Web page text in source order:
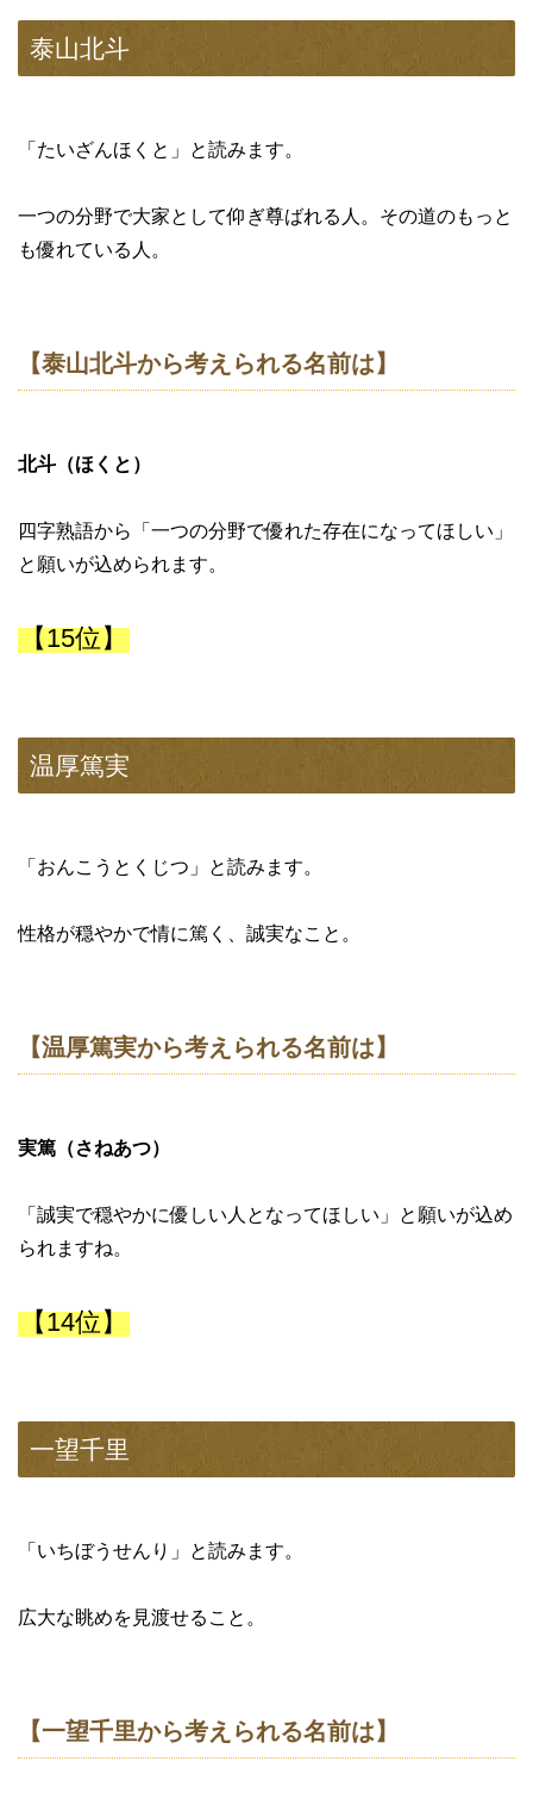
泰山北斗
「たいざんほくと」と読みます。
一つの分野で大家として仰ぎ尊ばれる人。その道のもっと
も優れている人。
【泰山北斗から考えられる名前は】
北斗（ほくと）
四字熟語から「一つの分野で優れた存在になってほしい」
と願いが込められます。
【15位】
温厚篤実
「おんこうとくじつ」と読みます。
性格が穏やかで情に篤く、誠実なこと。
【温厚篤実から考えられる名前は】
実篤（さねあつ）
「誠実で穏やかに優しい人となってほしい」と願いが込め
られますね。
【14位】
一望千里
「いちぼうせんり」と読みます。
広大な眺めを見渡せること。
【一望千里から考えられる名前は】